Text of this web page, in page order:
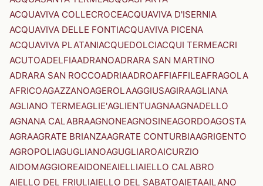
ACQUAVIVA COLLECROCEACQUAVIVA D'ISERNIA
ACQUAVIVA DELLE FONTIACQUAVIVA PICENA
ACQUAVIVA PLATANIACQUEDOLCIACQUI TERMEACRI
ACUTOADELFIAADRANOADRARA SAN MARTINO
ADRARA SAN ROCCOADRIAADROAFFIAFFILEAFRAGOLA
AFRICOAGAZZANOAGEROLAAGGIUSAGIRAAGLIANA
AGLIANO TERMEAGLIE'AGLIENTUAGNAAGNADELLO
AGNANA CALABRAAGNONEAGNOSINEAGORDOAGOSTA
AGRAAGRATE BRIANZAAGRATE CONTURBIAAGRIGENTO
AGROPOLIAGUGLIANOAGUGLIAROAICURZIO
AIDOMAGGIOREAIDONEAIELLIAIELLO CALABRO
AIELLO DEL FRIULIAIELLO DEL SABATOAIETAAILANO